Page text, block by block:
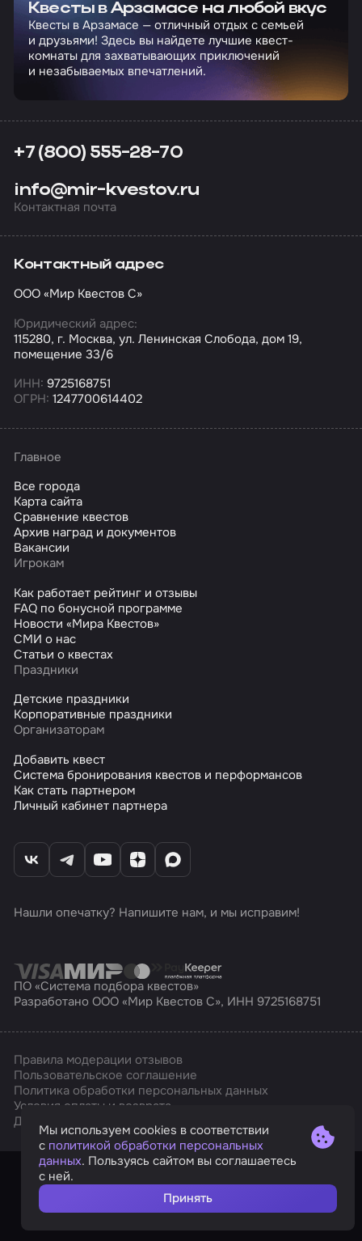
Квесты в Арзамасе на любой вкус
Квесты в Арзамасе — отличный отдых с семьей
и друзьями! Здесь вы найдете лучшие квест-
комнаты для захватывающих приключений
и незабываемых впечатлений.
+7 (800) 555-28-70
info@mir-kvestov.ru
Контактная почта
Контактный адрес
ООО «Мир Квестов С»
Юридический адрес:
115280, г. Москва, ул. Ленинская Слобода, дом 19,
помещение 33/6
ИНН: 9725168751
ОГРН: 1247700614402
Главное
Все города
Карта сайта
Сравнение квестов
Архив наград и документов
Вакансии
Игрокам
Как работает рейтинг и отзывы
FAQ по бонусной программе
Новости «Мира Квестов»
СМИ о нас
Статьи о квестах
Праздники
Детские праздники
Корпоративные праздники
Организаторам
Добавить квест
Система бронирования квестов и перформансов
Как стать партнером
Личный кабинет партнера
Нашли опечатку? Напишите нам, и мы исправим!
ПО «Система подбора квестов»
Разработано ООО «Мир Квестов С», ИНН 9725168751
Правила модерации отзывов
Пользовательское соглашение
Политика обработки персональных данных
Условия оплаты и возврата
Дизайн
Мы используем cookies в соответствии
с политикой обработки персональных
данных. Пользуясь сайтом вы соглашаетесь
с ней.
Принять